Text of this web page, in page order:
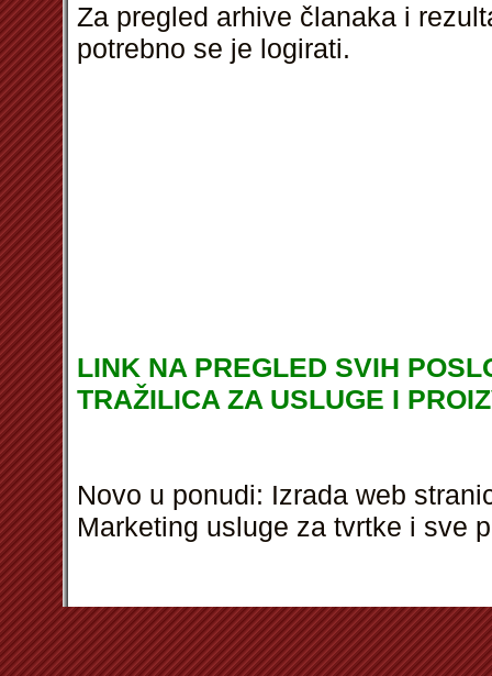
Za pregled arhive članaka i
potrebno se je logirati.
LINK NA PREGLED SVIH
TRAŽILICA ZA USLUGE I
Novo u ponudi: Izrada web
Marketing usluge za tvrtke i sve